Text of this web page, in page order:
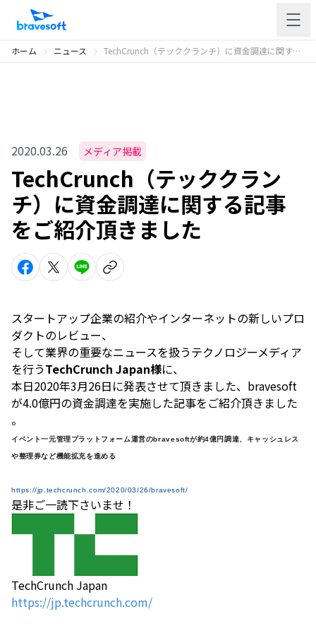
ホーム ニュース TechCrunch（テッククランチ）に資金調達に関する記事をご紹介頂きました
2020.03.26 メディア掲載
TechCrunch（テッククラン
チ）に資金調達に関する記事
をご紹介頂きました
スタートアップ企業の紹介やインターネットの新しいプロ
ダクトのレビュー、
そして業界の重要なニュースを扱うテクノロジーメディア
を行うTechCrunch Japan様に、
本日2020年3月26日に発表させて頂きました、bravesoft
が4.0億円の資金調達を実施した記事をご紹介頂きました
。
イベント一元管理プラットフォーム運営のbravesoftが約4億円調達、キャッシュレス
や整理券など機能拡充を進める
https://jp.techcrunch.com/2020/03/26/bravesoft/
是非ご一読下さいませ！
TechCrunch Japan
https://jp.techcrunch.com/